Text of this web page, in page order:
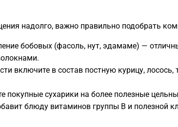
надолго, важно правильно подобрать
бобовых (фасоль, нут, эдамаме) —
включите в состав постную курицу, лосось,
покупные сухарики на более полезные
блюду витаминов группы В и полезной